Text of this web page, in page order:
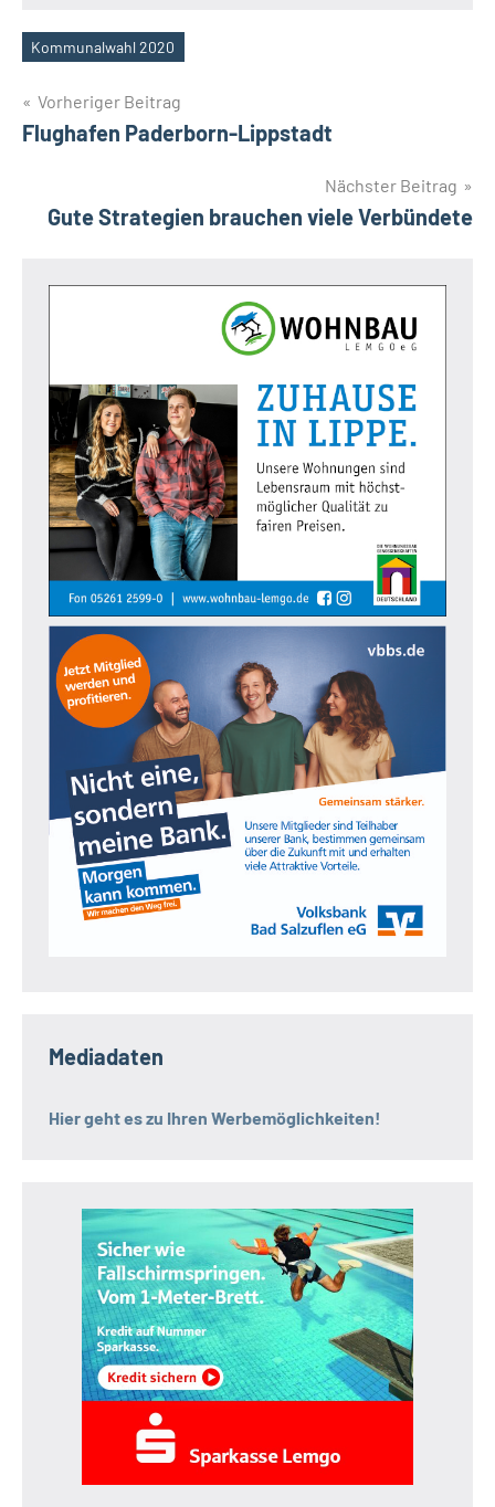
Schlagwörter
Kommunalwahl 2020
Beitragsnavigation
Vorheriger Beitrag
Flughafen Paderborn-Lippstadt
Nächster Beitrag
Gute Strategien brauchen viele Verbündete
Mediadaten
Hier geht es zu Ihren Werbemöglichkeiten!